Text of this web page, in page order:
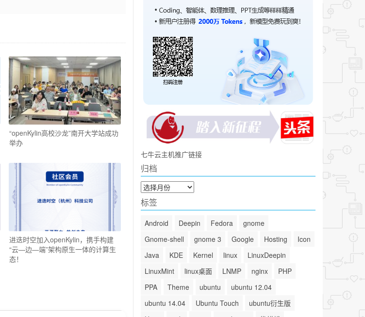
“openKylin高校沙龙”南开大学站成功
举办
进迭时空加入openKylin，携手构建
“云—边—端”架构原生一体的计算生
态！
七牛云主机推广链接
归档
归
档
标签
Android Deepin Fedora
gnome
Gnome-shell
gnome 3 Google Hosting
Icon
Java
KDE Kernel linux
LinuxDeepin
LinuxMint
linux桌面 LNMP nginx
PHP
PPA
Theme ubuntu
ubuntu 12.04
ubuntu 14.04
Ubuntu Touch
ubuntu衍生版